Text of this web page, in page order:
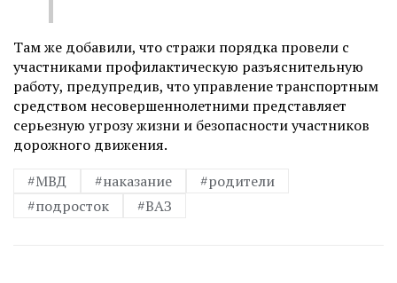
Там же добавили, что стражи порядка провели с
участниками профилактическую разъяснительную
работу, предупредив, что управление транспортным
средством несовершеннолетними представляет
серьезную угрозу жизни и безопасности участников
дорожного движения.
#МВД
#наказание
#родители
#подросток
#ВАЗ